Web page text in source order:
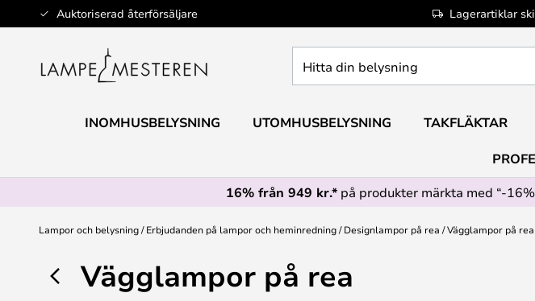
Auktoriserad återförsäljare Lagerartiklar
Hoppa
till
din
INOMHUSBELYSNING UTOMHUSBELYSNING TAKFLÄKTAR
16% från 949 kr.* på produkter märkta med “-16%
Lampor och belysning Erbjudanden på lampor och heminredning Designlampor på rea Vägglampor på rea
Vägglampor på rea